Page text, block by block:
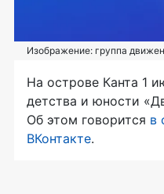
Изображение: группа
На острове Канта 1
детства и юности
Об этом говорится в
ВКонтакте.